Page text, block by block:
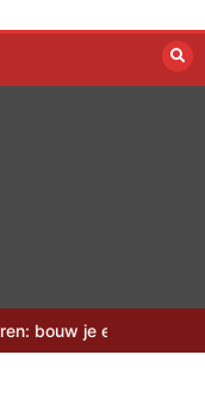
zomerbioscoop